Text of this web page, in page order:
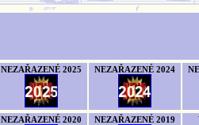
NEZAŘAZENÉ 2025 NEZAŘAZENÉ 2024
NEZAŘAZENÉ 2020 NEZAŘAZENÉ 2019